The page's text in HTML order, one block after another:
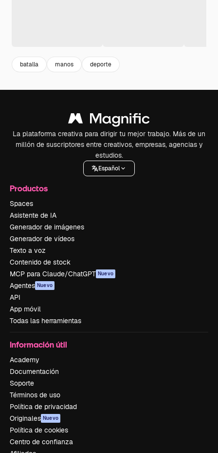
batalla manos deporte
La plataforma creativa para dirigir tu mejor trabajo. Más de un
millón de suscriptores entre creativos, empresas, agencias y
estudios.
Español
Productos
Spaces
Asistente de IA
Generador de imágenes
Generador de vídeos
Texto a voz
Contenido de stock
MCP para Claude/ChatGPT Nuevo
Agentes Nuevo
API
App móvil
Todas las herramientas
Información útil
Academy
Documentación
Soporte
Términos de uso
Política de privacidad
Originales Nuevo
Política de cookies
Centro de confianza